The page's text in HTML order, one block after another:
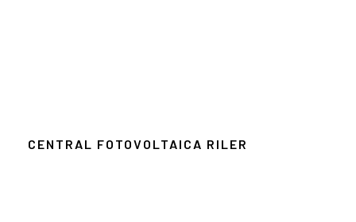
CENTRAL FOTOVOLTAICA RILER